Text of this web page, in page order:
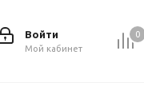
0
Войти
Мой кабинет